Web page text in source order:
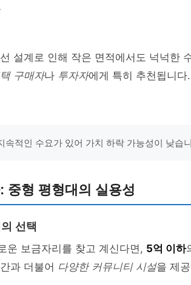
설계로 인해 작은 면적에서도 넉넉한
구매자나 투자자에게 특히 추천됩니다.
속적인 수요가 있어 가치 하락 가능성이 낮습
중형 평형대의 실용성
선택
운 보금자리를 찾고 계신다면, 5억 이하
과 더불어 다양한 커뮤니티 시설을 제